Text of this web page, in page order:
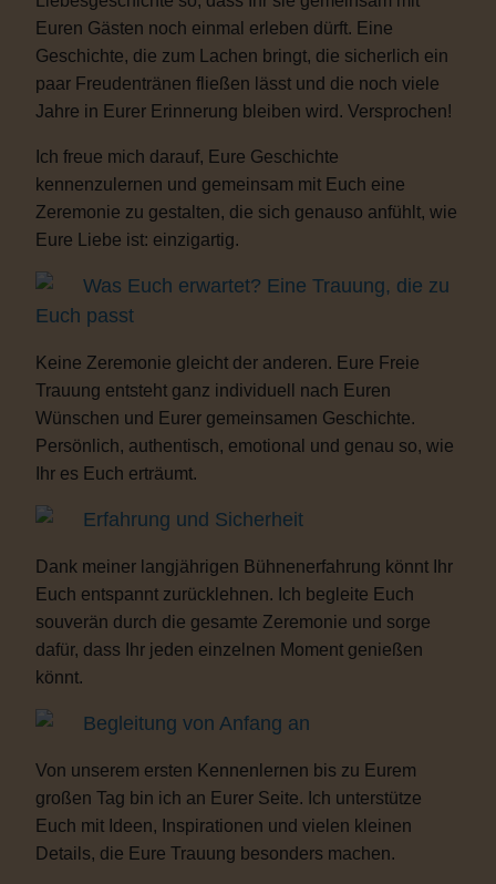
Euren Gästen noch einmal erleben dürft. Eine
Geschichte, die zum Lachen bringt, die sicherlich ein
paar Freudentränen fließen lässt und die noch viele
Jahre in Eurer Erinnerung bleiben wird. Versprochen!
Ich freue mich darauf, Eure Geschichte
kennenzulernen und gemeinsam mit Euch eine
Zeremonie zu gestalten, die sich genauso anfühlt, wie
Eure Liebe ist: einzigartig.
Was Euch erwartet? Eine Trauung, die zu
Euch passt
Keine Zeremonie gleicht der anderen. Eure Freie
Trauung entsteht ganz individuell nach Euren
Wünschen und Eurer gemeinsamen Geschichte.
Persönlich, authentisch, emotional und genau so, wie
Ihr es Euch erträumt.
Erfahrung und Sicherheit
Dank meiner langjährigen Bühnenerfahrung könnt Ihr
Euch entspannt zurücklehnen. Ich begleite Euch
souverän durch die gesamte Zeremonie und sorge
dafür, dass Ihr jeden einzelnen Moment genießen
könnt.
Begleitung von Anfang an
Von unserem ersten Kennenlernen bis zu Eurem
großen Tag bin ich an Eurer Seite. Ich unterstütze
Euch mit Ideen, Inspirationen und vielen kleinen
Details, die Eure Trauung besonders machen.